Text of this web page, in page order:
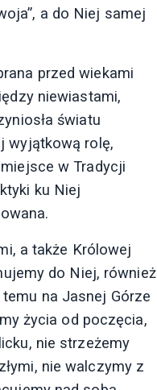
a do Niej samej
przed wiekami
niewiastami,
światu
wyjątkową rolę,
w Tradycji
ku Niej
a także Królowej
do Niej, również
na Jasnej Górze
życia od poczęcia,
nie strzeżemy
nie walczymy z